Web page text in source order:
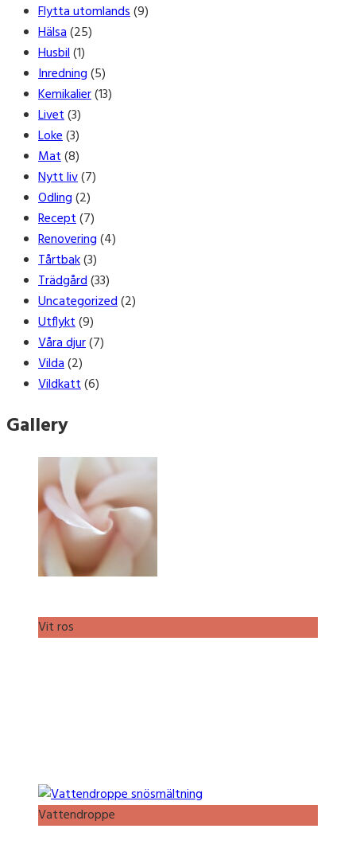
Flytta utomlands(9)
Hälsa(25)
Husbil(1)
Inredning(5)
Kemikalier(13)
Livet(3)
Loke(3)
Mat(8)
Nytt liv(7)
Odling(2)
Recept(7)
Renovering(4)
Tårtbak(3)
Trädgård(33)
Uncategorized(2)
Utflykt(9)
Våra djur(7)
Vilda(2)
Vildkatt(6)
Gallery
Vit ros
Vattendroppe